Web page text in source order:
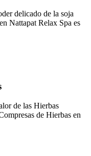
delicado de la soja
Nattapat Relax Spa es
de las Hierbas
de Hierbas en